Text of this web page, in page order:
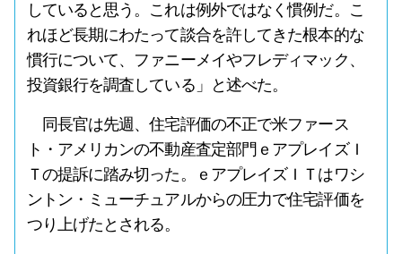
していると思う。これは例外ではなく慣例だ。こ
れほど長期にわたって談合を許してきた根本的な
慣行について、ファニーメイやフレディマック、
投資銀行を調査している」と述べた。
同長官は先週、住宅評価の不正で米ファース
ト・アメリカンの不動産査定部門ｅアプレイズＩ
Ｔの提訴に踏み切った。ｅアプレイズＩＴはワシ
ントン・ミューチュアルからの圧力で住宅評価を
つり上げたとされる。